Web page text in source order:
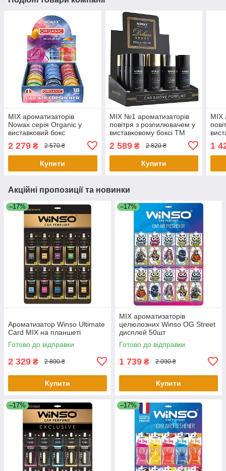
MIX ароматизаторів
Nowax серія Organic у
виставковий бокс
2 279 ₴ 2 570 ₴
Купити
MIX №1 ароматизаторів
повітря з розпилювачем у
виставковому боксі ТМ
Nowax серія Deluxe Spray,
50 ml
2 589₴ 2 820 ₴
Купити
MIX
1
Акційні пропозиції та новинки
–17%
Ароматизатор Winso Ultimate
Card MIX на планшеті
Готово до відправки
2 329 ₴ 2 800 ₴
Купити
–17%
MIX ароматизаторів
целюлозних Winso OG Street
дисплей 50шт
Готово до відправки
1 739 ₴ 2 090 ₴
Купити
–17% –17%